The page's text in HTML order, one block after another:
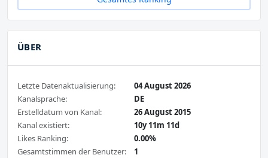
ÜBER
Letzte Datenaktualisierung:
04 August 2026
Kanalsprache:
DE
Erstelldatum von Kanal:
26 August 2015
Kanal existiert:
10y 11m 11d
Likes Ranking:
0.00%
Gesamtstimmen der Benutzer:
1